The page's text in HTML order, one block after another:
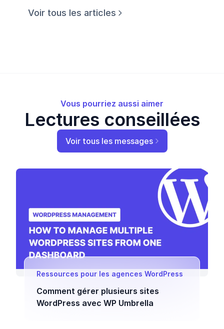
Voir tous les articles
Vous pourriez aussi aimer
Lectures conseillées
Voir tous les messages
Ressources pour les agences WordPress
Comment gérer plusieurs sites
WordPress avec WP Umbrella